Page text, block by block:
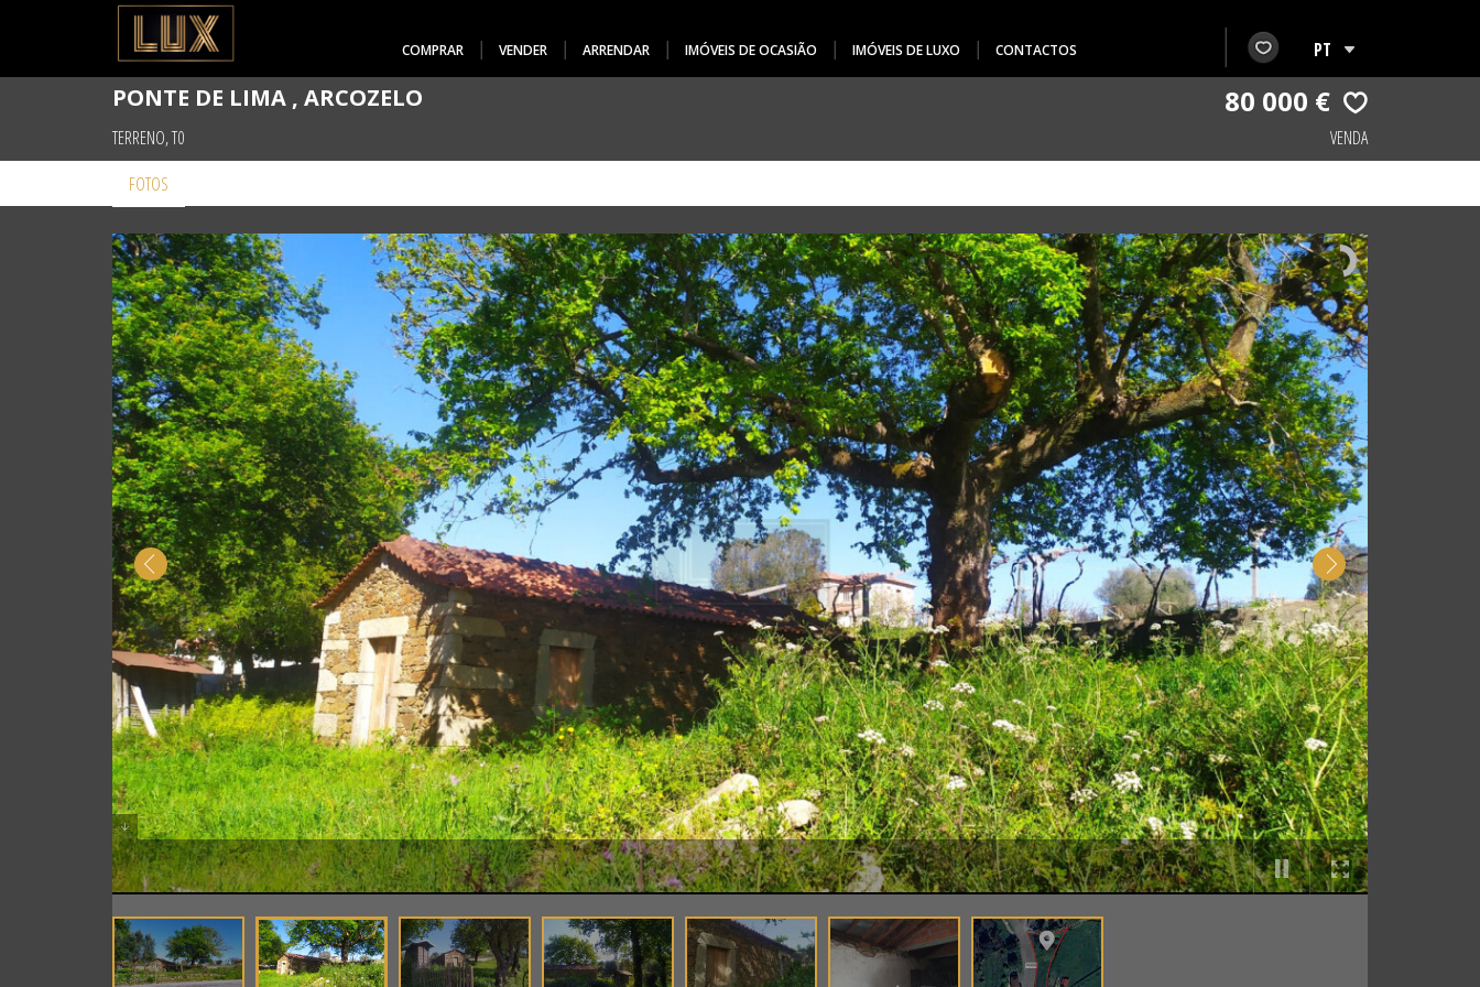
COMPRAR VENDER ARRENDAR IMÓVEIS DE OCASIÃO IMÓVEIS DE LUXO CONTACTOS
PONTE DE LIMA , ARCOZELO 80 000 €
TERRENO, T0
VENDA
FOTOS